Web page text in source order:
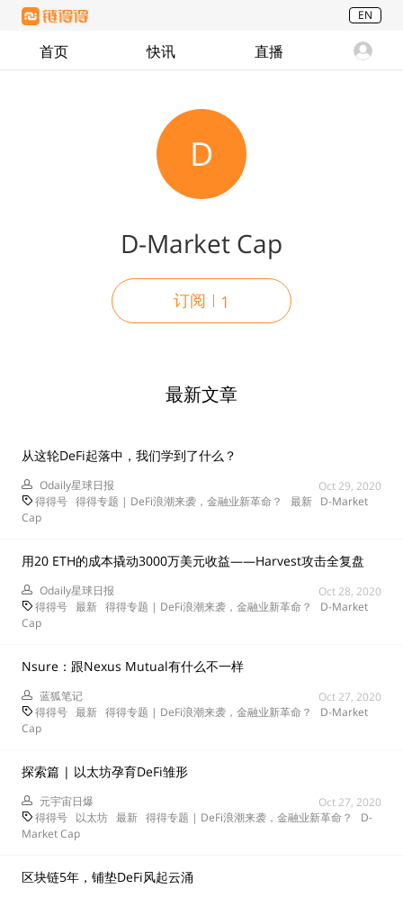
EN
首页 快讯 直播
D
D-Market Cap
订阅 1
最新文章
从这轮DeFi起落中，我们学到了什么？
Odaily星球日报
Oct 29, 2020
得得号 得得专题 | DeFi浪潮来袭，金融业新革命？ 最新 D-Market
Cap
用20 ETH的成本撬动3000万美元收益——Harvest攻击全复盘
Odaily星球日报
Oct 28, 2020
得得号 最新 得得专题 | DeFi浪潮来袭，金融业新革命？
D-Market
Cap
Nsure：跟Nexus Mutual有什么不一样
蓝狐笔记
Oct 27, 2020
得得号 最新 得得专题 | DeFi浪潮来袭，金融业新革命？
D-Market
Cap
探索篇 | 以太坊孕育DeFi雏形
元宇宙日爆
Oct 27, 2020
得得号 以太坊 最新 得得专题 | DeFi浪潮来袭，金融业新革命？
D-
Market Cap
区块链5年，铺垫DeFi风起云涌